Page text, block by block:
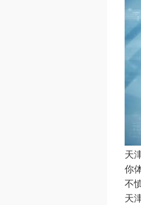
天
你
不
天